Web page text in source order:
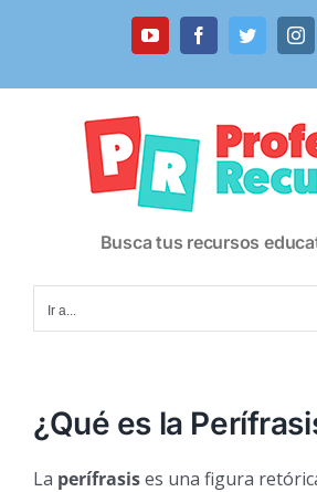
YouTubeFacebookTwitter
Busca tus recursos
Ir a...
¿Qué es la
La perífrasises una figura